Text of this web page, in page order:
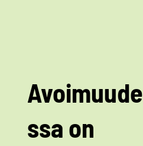
Avoimuude
ssa on